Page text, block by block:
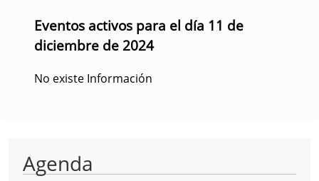
Eventos activos para el día 11 de
diciembre de 2024
No existe Información
Agenda